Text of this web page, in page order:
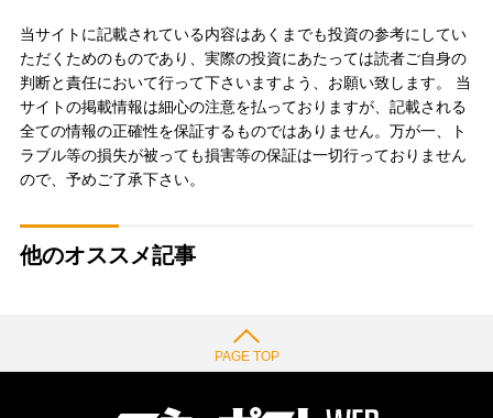
当サイトに記載されている内容はあくまでも投資の参考にしてい
ただくためのものであり、実際の投資にあたっては読者ご自身の
判断と責任において行って下さいますよう、お願い致します。 当
サイトの掲載情報は細心の注意を払っておりますが、記載される
全ての情報の正確性を保証するものではありません。万が一、ト
ラブル等の損失が被っても損害等の保証は一切行っておりません
ので、予めご了承下さい。
他のオススメ記事
PAGE TOP